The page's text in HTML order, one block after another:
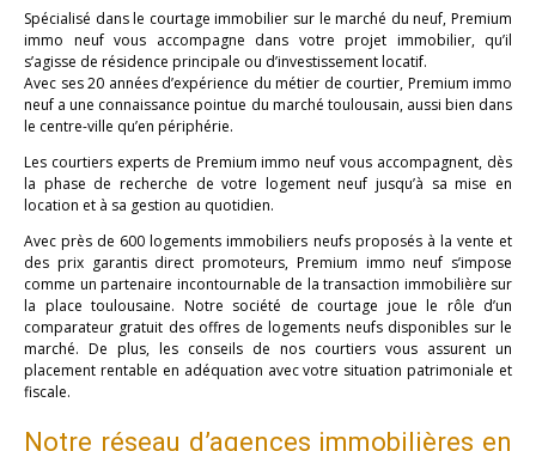
Spécialisé dans le courtage immobilier sur le marché du neuf, Premium
immo neuf vous accompagne dans votre projet immobilier, qu’il
s’agisse de résidence principale ou d’investissement locatif.
Avec ses 20 années d’expérience du métier de courtier, Premium immo
neuf a une connaissance pointue du marché toulousain, aussi bien dans
le centre-ville qu’en périphérie.
Les courtiers experts de Premium immo neuf vous accompagnent, dès
la phase de recherche de votre logement neuf jusqu’à sa mise en
location et à sa gestion au quotidien.
Avec près de 600 logements immobiliers neufs proposés à la vente et
des prix garantis direct promoteurs, Premium immo neuf s’impose
comme un partenaire incontournable de la transaction immobilière sur
la place toulousaine. Notre société de courtage joue le rôle d’un
comparateur gratuit des offres de logements neufs disponibles sur le
marché. De plus, les conseils de nos courtiers vous assurent un
placement rentable en adéquation avec votre situation patrimoniale et
fiscale.
Notre réseau d’agences immobilières en